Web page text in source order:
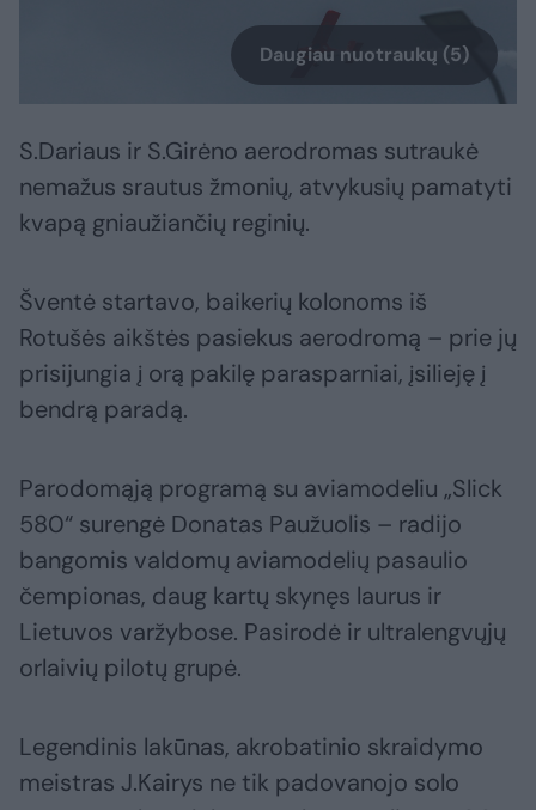
Daugiau nuotraukų (5)
S.Dariaus ir S.Girėno aerodromas sutraukė
nemažus srautus žmonių, atvykusių pamatyti
kvapą gniaužiančių reginių.
Šventė startavo, baikerių kolonoms iš
Rotušės aikštės pasiekus aerodromą – prie jų
prisijungia į orą pakilę parasparniai, įsilieję į
bendrą paradą.
Parodomąją programą su aviamodeliu „Slick
580“ surengė Donatas Paužuolis – radijo
bangomis valdomų aviamodelių pasaulio
čempionas, daug kartų skynęs laurus ir
Lietuvos varžybose. Pasirodė ir ultralengvųjų
orlaivių pilotų grupė.
Legendinis lakūnas, akrobatinio skraidymo
meistras J.Kairys ne tik padovanojo solo